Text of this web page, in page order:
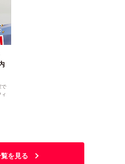
で
を見る